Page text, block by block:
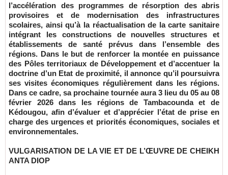
l’accélération des programmes de résorption des abris
provisoires et de modernisation des infrastructures
scolaires, ainsi qu’à la réactualisation de la carte sanitaire
intégrant les constructions de nouvelles structures et
établissements de santé prévus dans l’ensemble des
régions. Dans le but de renforcer la montée en puissance
des Pôles territoriaux de Développement et d’accentuer la
doctrine d’un Etat de proximité, il annonce qu’il poursuivra
ses visites économiques régulièrement dans les régions.
Dans ce cadre, sa prochaine tournée aura 3 lieu du 05 au 08
février 2026 dans les régions de Tambacounda et de
Kédougou, afin d’évaluer et d’apprécier l’état de prise en
charge des urgences et priorités économiques, sociales et
environnementales.
VULGARISATION DE LA VIE ET DE L’ŒUVRE DE CHEIKH
ANTA DIOP